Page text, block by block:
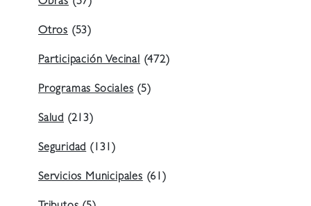
Obras (57)
Otros (53)
Participación Vecinal(472)
Programas Sociales(5)
Salud (213)
Seguridad(131)
Servicios Municipales(61)